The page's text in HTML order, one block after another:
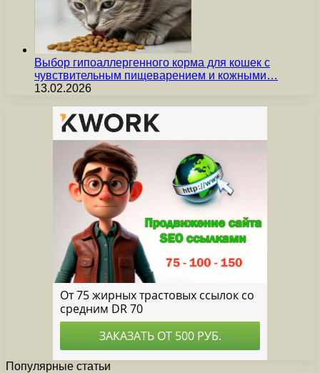
Выбор гипоаллергенного корма для кошек с
чувствительным пищеварением и кожными…
13.02.2026
Популярные статьи